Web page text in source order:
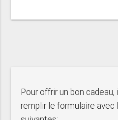
Pour offrir un bon
remplir le formulaire